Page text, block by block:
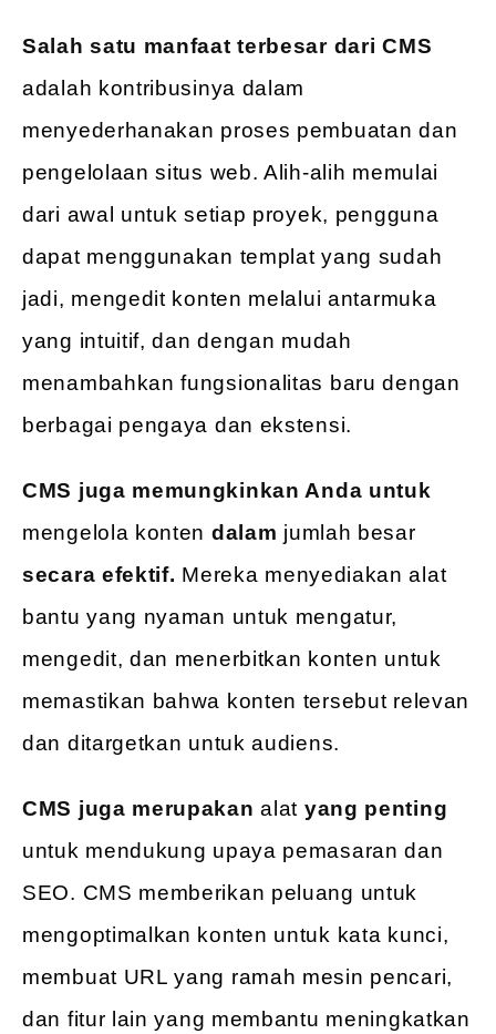
Salah satu manfaat terbesar dari CMS
adalah kontribusinya dalam
menyederhanakan proses pembuatan dan
pengelolaan situs web. Alih-alih memulai
dari awal untuk setiap proyek, pengguna
dapat menggunakan templat yang sudah
jadi, mengedit konten melalui antarmuka
yang intuitif, dan dengan mudah
menambahkan fungsionalitas baru dengan
berbagai pengaya dan ekstensi.
CMS juga memungkinkan Anda untuk
mengelola konten dalam jumlah besar
secara efektif. Mereka menyediakan alat
bantu yang nyaman untuk mengatur,
mengedit, dan menerbitkan konten untuk
memastikan bahwa konten tersebut relevan
dan ditargetkan untuk audiens.
CMS juga merupakan alat yang penting
untuk mendukung upaya pemasaran dan
SEO. CMS memberikan peluang untuk
mengoptimalkan konten untuk kata kunci,
membuat URL yang ramah mesin pencari,
dan fitur lain yang membantu meningkatkan